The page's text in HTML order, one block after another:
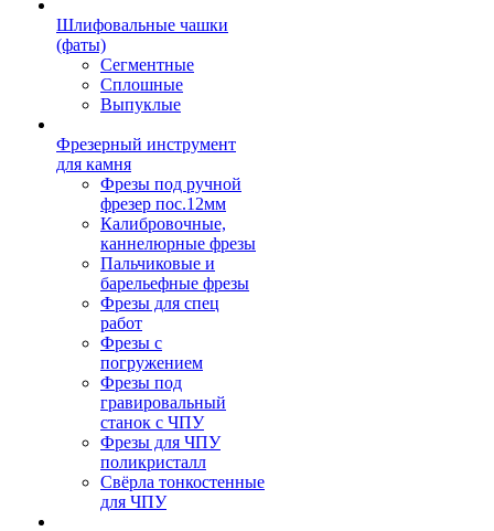
Шлифовальные чашки
(фаты)
Сегментные
Сплошные
Выпуклые
Фрезерный инструмент
для камня
Фрезы под ручной
фрезер пос.12мм
Калибровочные,
каннелюрные фрезы
Пальчиковые и
барельефные фрезы
Фрезы для спец
работ
Фрезы с
погружением
Фрезы под
гравировальный
станок с ЧПУ
Фрезы для ЧПУ
поликристалл
Свёрла тонкостенные
для ЧПУ